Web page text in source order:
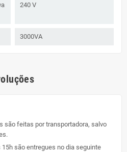
240 V
3000VA
são feitas por transportadora, salvo
15h são entregues no dia seguinte